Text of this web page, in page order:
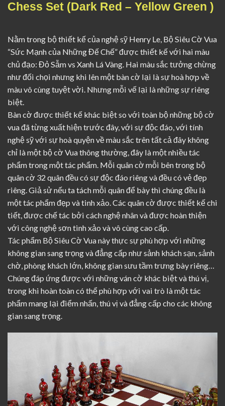
Chess Set (Dark Red – Yellow Green )
Nằm trong bộ thiết kế của nghệ sỹ Henry Le, Bộ Siêu Cờ Vua
“Sức Mạnh của Những Đế Chế” được thiết kế với hai màu
chủ đạo: Đỏ Sẫm vs Xanh Lá Vàng. Hai màu sắc tưởng chừng
như đối chọi nhưng khi lên một bàn cờ lại là sự hoà hợp về
màu vô cùng tuyệt vời. Nhưng mỗi vế lại là những sự riêng
biệt.
Bàn cờ được thiết kế khác biệt so với toàn bộ những bộ cờ
vua đã từng xuất hiện trước đây, với sự độc đáo, với tính
nghệ sỹ với sự hoà quyện về màu sắc trên tất cả đây không
chỉ là một bộ cờ Vua thông thường, đây là một nhiều tác
phẩm trong một tác phẩm. Mỗi quân cờ mỗi bên trong bộ
quân cờ 32 quân đều có sự độc đáo riêng và đều có vẻ đẹp
riêng. Giả sử nếu ta tách mỗi quân để bày thì chúng đều là
một tác phẩm đẹp và tinh xảo. Các quân cờ được thiết kế chi
tiết, được chế tác bởi cách nghệ nhân và được hoàn thiện
với công nghệ sơn tinh xảo và vô cùng cao cấp.
Tác phẩm Bộ Siêu Cờ Vua này thực sự phù hợp với những
không gian sang trọng và đẳng cấp như sảnh khách sạn, sảnh
chờ, phòng khách lớn, không gian sưu tầm trưng bày riêng…
Chúng đáp ứng được với những ván cờ khác biệt và thú vị,
trong khi hoàn toàn có thể phù hợp với vai trò là một tác
phẩm mang lại điểm nhấn, thú vị và đẳng cấp cho các không
gian sang trọng.